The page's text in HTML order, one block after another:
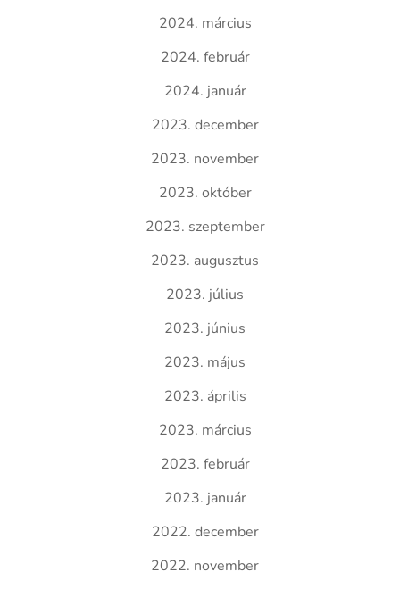
2024. március
2024. február
2024. január
2023. december
2023. november
2023. október
2023. szeptember
2023. augusztus
2023. július
2023. június
2023. május
2023. április
2023. március
2023. február
2023. január
2022. december
2022. november